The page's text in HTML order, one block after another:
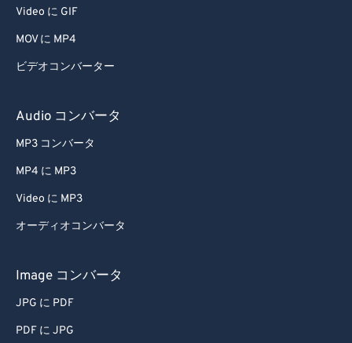
Video に GIF
MOV に MP4
ビデオコンバーター
Audio コンバータ
MP3 コンバータ
MP4 に MP3
Video に MP3
オーディオコンバータ
Image コンバータ
JPG に PDF
PDF に JPG